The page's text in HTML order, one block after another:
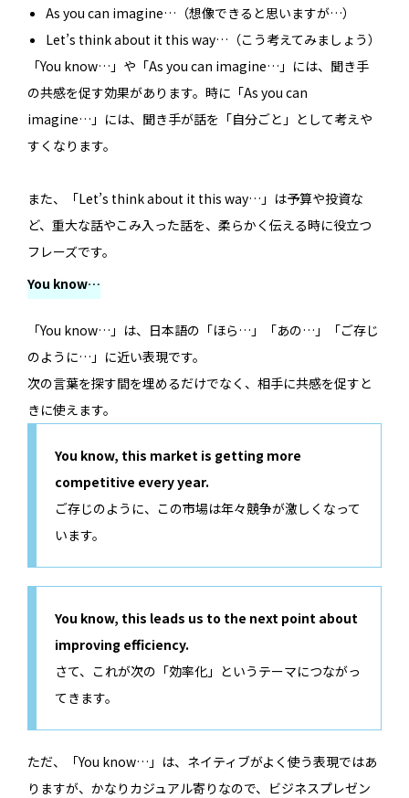
As you can imagine…（想像できると思いますが…）
Let’s think about it this way…（こう考えてみましょう）
「You know…」や「As you can imagine…」には、聞き手
の共感を促す効果があります。時に「As you can
imagine…」には、聞き手が話を「自分ごと」として考えや
すくなります。
また、「Let’s think about it this way…」は予算や投資な
ど、重大な話やこみ入った話を、柔らかく伝える時に役立つ
フレーズです。
You know…
「You know…」は、日本語の「ほら…」「あの…」「ご存じ
のように…」に近い表現です。
次の言葉を探す間を埋めるだけでなく、相手に共感を促すと
きに使えます。
You know, this market is getting more
competitive every year.
ご存じのように、この市場は年々競争が激しくなって
います。
You know, this leads us to the next point about
improving efficiency.
さて、これが次の「効率化」というテーマにつながっ
てきます。
ただ、「You know…」は、ネイティブがよく使う表現ではあ
りますが、かなりカジュアル寄りなので、ビジネスプレゼン